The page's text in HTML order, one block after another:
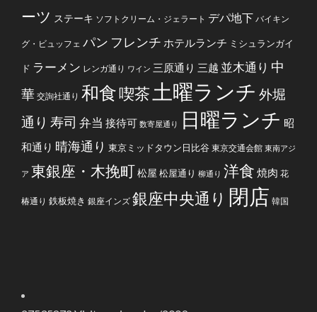
ーツ ステーキ ソフトクリーム・ジェラート デパ地下 バイキン
グ・ビュッフェ パン フレンチ ホテルランチ ミシュランガイ
ド ラーメン レンガ通り ワイン 三原通り 三越 並木通り 中
華 交詢社通り 和食喫茶 土曜ランチ 外堀
通り 寿司 弁当 接待可 数寄屋通り 日曜ランチ 昭
和通り 晴海通り 東京ミッドタウン日比谷 東京交通会館 東南アジ
ア 東銀座・木挽町松屋 松屋通り 柳通り 洋食 焼肉 花
椿通り 鉄板焼き 銀座インズ 銀座中央通り 閉店 韓国